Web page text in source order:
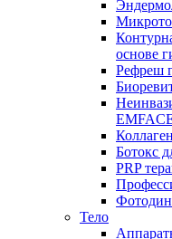
основе
Рефреш
Ботокс
PRP
Тело